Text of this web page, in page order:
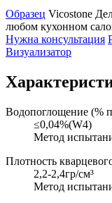
Образец Vicostone
любом кухонном
Нужна консультация
Визуализатор
Водопоглощение (%
≤0,04%(W4)
Метод
Плотность
2,2-2,4гр/см³
Метод